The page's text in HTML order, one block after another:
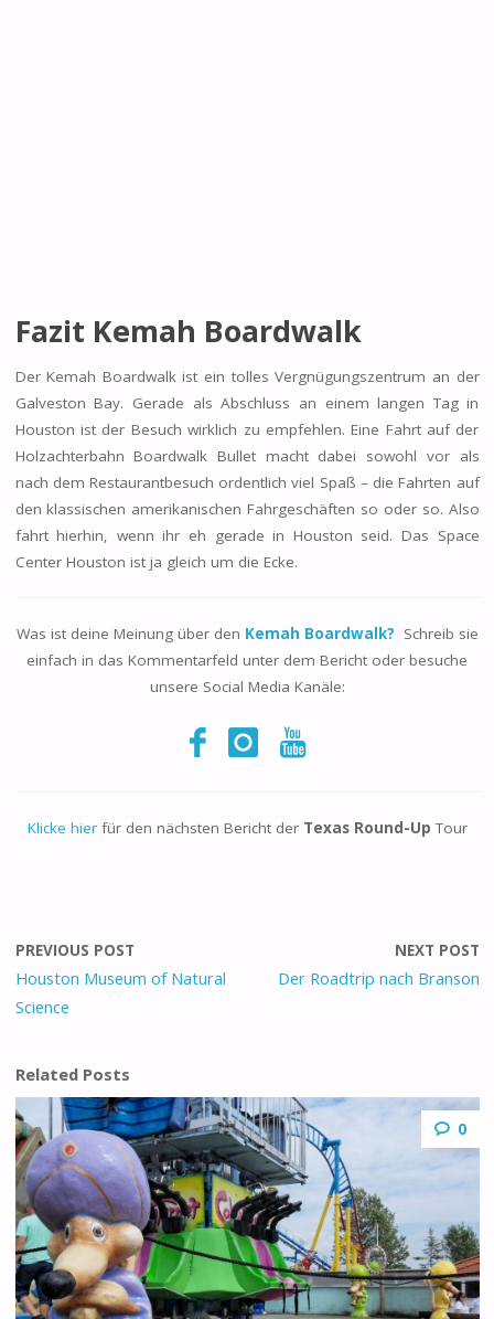
Fazit Kemah Boardwalk
Der Kemah Boardwalk ist ein tolles Vergnügungszentrum an der
Galveston Bay. Gerade als Abschluss an einem langen Tag in
Houston ist der Besuch wirklich zu empfehlen. Eine Fahrt auf der
Holzachterbahn Boardwalk Bullet macht dabei sowohl vor als
nach dem Restaurantbesuch ordentlich viel Spaß – die Fahrten auf
den klassischen amerikanischen Fahrgeschäften so oder so. Also
fahrt hierhin, wenn ihr eh gerade in Houston seid. Das Space
Center Houston ist ja gleich um die Ecke.
Was ist deine Meinung über den Kemah Boardwalk? Schreib sie
einfach in das Kommentarfeld unter dem Bericht oder besuche
unsere Social Media Kanäle:
Klicke hierfür den nächsten Bericht derTexas Round-Up Tour
PREVIOUS POST
Houston Museum of Natural
Science
NEXT POST
Der Roadtrip nach Branson
Related Posts
0